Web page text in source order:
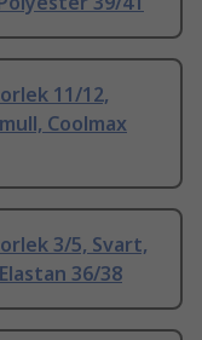
11/12,
Coolmax
3/5, Svart,
36/38